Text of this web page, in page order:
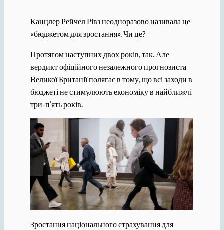
Канцлер Рейчел Рівз неодноразово називала це
«бюджетом для зростання». Чи це?
Протягом наступних двох років, так. Але
вердикт офіційного незалежного прогнозиста
Великої Британії полягає в тому, що всі заходи в
бюджеті не стимулюють економіку в найближчі
три-п’ять років.
Зростання національного страхування для